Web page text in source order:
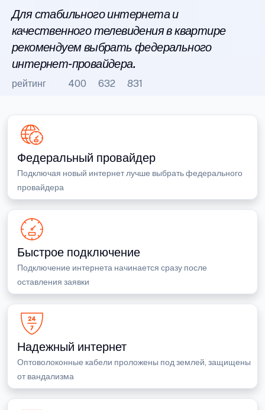
Для стабильного интернета и
качественного телевидения в квартире
рекомендуем выбрать федерального
интернет-провайдера.
рейтинг 400 632 831
Федеральный провайдер
Подключая новый интернет лучше выбрать федерального
провайдера
Быстрое подключение
Подключение интернета начинается сразу после
оставления заявки
Надежный интернет
Оптоволоконные кабели проложены под землей, защищены
от вандализма